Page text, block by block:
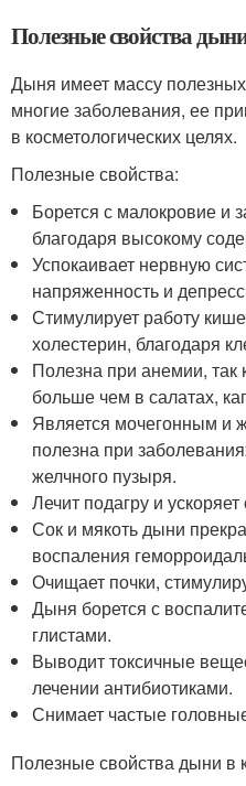
Полезные свойства
Дыня имеет массу
многие заболевания, ее
в косметологических целях.
Полезные свойства:
Борется с малокровие и
благодаря высокому
Успокаивает нервную
напряженность и
Стимулирует работу
холестерин, благодаря
Полезна при анемии, так
больше чем в салатах,
Является мочегонным и
полезна при
желчного пузыря.
Лечит подагру и
Сок и мякоть дыни
воспаления
Очищает почки,
Дыня борется с
глистами.
Выводит токсичные
лечении антибиотиками.
Снимает частые
Полезные свойства дыни в